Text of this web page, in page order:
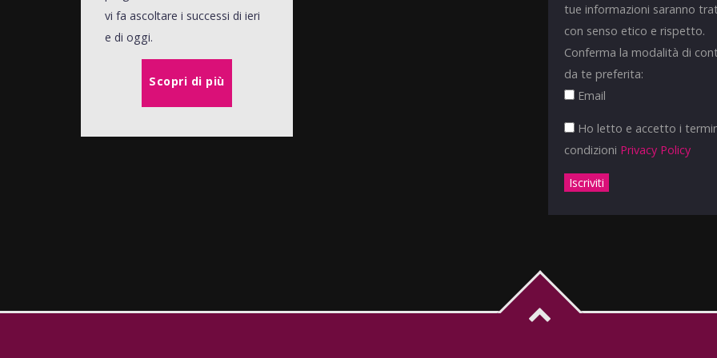
vi fa ascoltare i successi di ieri
e di oggi.
Scopri di più
tue informazioni saranno
con senso etico e rispetto.
Conferma la modalità di
da te preferita:
Email
Ho letto e accetto i
condizioni Privacy Policy